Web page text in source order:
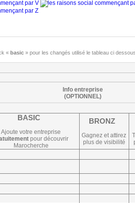
« basic » pour les changés utilisé le tableau ci
Info entreprise
(OPTIONNEL)
BASIC
Ajoute votre entreprise
pour découvrir
Marocherche
BRONZ
Gagnez et attirez
plus de visibilité